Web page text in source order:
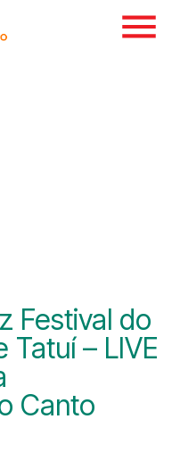
Festival do
– LIVE
Canto